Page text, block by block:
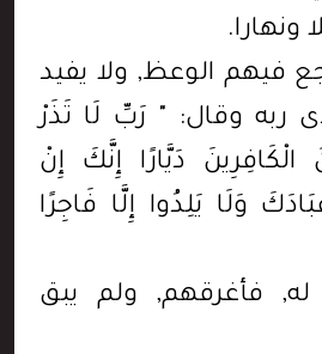
ونهارا.
فيهم الوعظ, ولا يفيد
ربه وقال: " رَبِّ لَا تَذَرْ
دَيَّارًا إِنَّكَ إِنْ
وَلَا يَلِدُوا إِلَّا فَاجِرًا
له, فأغرقهم, ولم يبق